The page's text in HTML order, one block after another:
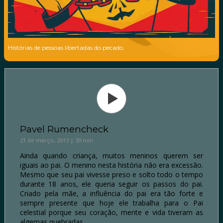
Histórias de pessoas libertadas do pecado.
Pavel Rumencheck
21 de março, 2013 | 30 min
Ainda quando criança, muitos meninos querem ser
iguais ao pai. O menino nesta história não era excessão.
Mesmo que seu pai vivesse preso e solto todo o tempo
durante 18 anos, ele queria seguir os passos do pai.
Criado pela mãe, a influência do pai era tão forte e
sempre presente que hoje ele trabalha para o Pai
celestial porque seu coração, mente e vida tiveram as